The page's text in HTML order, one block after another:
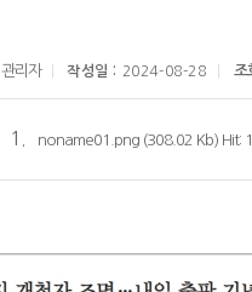
관리자 작성일 : 2024-08-28 조
1. noname01.png (308.02 Kb) Hit: 1